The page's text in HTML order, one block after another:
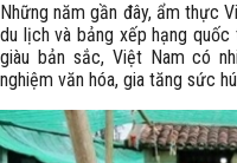
Những năm gần đây, ẩm thực
du lịch và bảng xếp hạng
giàu bản sắc, Việt Nam có
nghiệm văn hóa, gia tăng sức